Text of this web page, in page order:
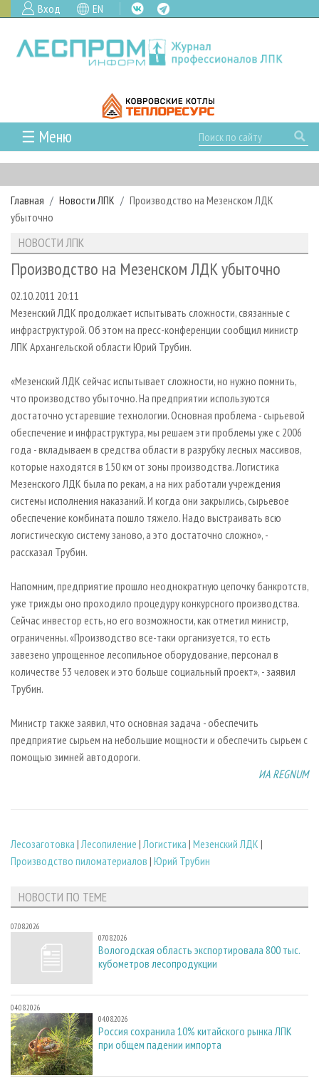
Вход EN
☰ Меню
ГЛАВНАЯ
РУБРИКИ И ТЕМЫ
РУБРИКИ ЖУРНАЛА
ЛЕСОЗАГОТОВКА
ЛЕСОПИЛЕНИЕ
ДЕРЕВООБРАБОТКА
СУШКА ДРЕВЕСИНЫ
ПРОИЗВОДСТВО ДРЕВЕСНЫХ ПЛИТ
ДЕРЕВЯННОЕ ДОМОСТРОЕНИЕ
ПРОИЗВОДСТВО МЕБЕЛИ
БИОЭНЕРГЕТИКА
ЦБП
ИНСТРУМЕНТ И МАТЕРИАЛЫ
НОВОСТИ
НОВОСТИ ЛПК
НОВОСТИ ЖУРНАЛА
НОВОСТИ КОМПАНИЙ
ПРОЕКТЫ ЛПИ
АНАЛИТИКА
ПРЕДПРИЯТИЯ ЛПК
ЛЕСНЫЕ РЕГИОНЫ РОССИИ
ПЕРСОНЫ
МОБИЛЬНЫЕ ВЫСТАВКИ
ОФИЦИАЛЬНЫЕ ДЕЛЕГАЦИИ
ПРИОРИТЕТНЫЕ ИНВЕСТПРОЕКТЫ
RUSSIAN FORESTRY REVIEW
ГАЗЕТА ЛЕСПРОМФОРУМ
БИБЛИОТЕКА СПЕЦИАЛИСТА
АРХИВ ЖУРНАЛОВ
СТАТЬИ
ПОДПИСКА
КОНТАКТЫ
РЕКЛАМОДАТЕЛЯМ
РЕКЛАМА
РЕКЛАМА НА САЙТЕ
Главная Новости ЛПК
Производство на Мезенском ЛДК
убыточно
НОВОСТИ ЛПК
Производство на Мезенском ЛДК убыточно
02.10.2011 20:11
Мезенский ЛДК продолжает испытывать сложности, связанные с
инфраструктурой. Об этом на пресс-конференции сообщил министр
ЛПК Архангельской области Юрий Трубин.
«Мезенский ЛДК сейчас испытывает сложности, но нужно помнить,
что производство убыточно. На предприятии используются
достаточно устаревшие технологии. Основная проблема - сырьевой
обеспечение и инфраструктура, мы решаем эти проблемы уже с 2006
года - вкладываем в средства области в разрубку лесных массивов,
которые находятся в 150 км от зоны производства. Логистика
Мезенского ЛДК была по рекам, а на них работали учреждения
системы исполнения наказаний. И когда они закрылись, сырьевое
обеспечение комбината пошло тяжело. Надо выстраивать всю
логистическую систему заново, а это достаточно сложно», -
рассказал Трубин.
Напомним, предприятие прошло неоднократную цепочку банкротств,
уже трижды оно проходило процедуру конкурсного производства.
Сейчас инвестор есть, но его возможности, как отметил министр,
ограниченны. «Производство все-таки организуется, то есть
завезено упрощенное лесопильное оборудование, персонал в
количестве 53 человек и это больше социальный проект», - заявил
Трубин.
Министр также заявил, что основная задача - обеспечить
предприятие сырьем на небольшие мощности и обеспечить сырьем с
помощью зимней автодороги.
ИА REGNUM
Лесозаготовка |Лесопиление |Логистика | Мезенский ЛДК |
Производство пиломатериалов | Юрий Трубин
НОВОСТИ ПО ТЕМЕ
07.08.2026
07.08.2026
Вологодская область экспортировала 800 тыс.
кубометров лесопродукции
04.08.2026
04.08.2026
Россия сохранила 10% китайского рынка ЛПК
при общем падении импорта